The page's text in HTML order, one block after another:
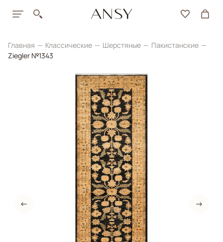
Главная Классические Шерстяные
Пакистанские
Ziegler №1343
← →